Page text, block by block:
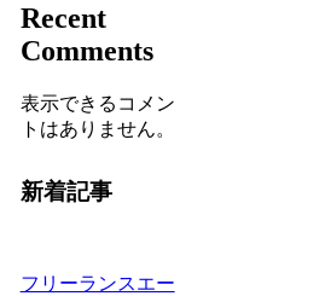
Recent
Comments
表示できるコメン
トはありません。
新着記事
フリーランスエー